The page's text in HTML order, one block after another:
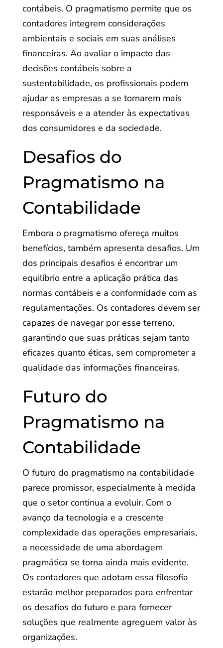
contábeis. O pragmatismo permite que os
contadores integrem considerações
ambientais e sociais em suas análises
financeiras. Ao avaliar o impacto das
decisões contábeis sobre a
sustentabilidade, os profissionais podem
ajudar as empresas a se tornarem mais
responsáveis e a atender às expectativas
dos consumidores e da sociedade.
Desafios do
Pragmatismo na
Contabilidade
Embora o pragmatismo ofereça muitos
benefícios, também apresenta desafios. Um
dos principais desafios é encontrar um
equilíbrio entre a aplicação prática das
normas contábeis e a conformidade com as
regulamentações. Os contadores devem ser
capazes de navegar por esse terreno,
garantindo que suas práticas sejam tanto
eficazes quanto éticas, sem comprometer a
qualidade das informações financeiras.
Futuro do
Pragmatismo na
Contabilidade
O futuro do pragmatismo na contabilidade
parece promissor, especialmente à medida
que o setor continua a evoluir. Com o
avanço da tecnologia e a crescente
complexidade das operações empresariais,
a necessidade de uma abordagem
pragmática se torna ainda mais evidente.
Os contadores que adotam essa filosofia
estarão melhor preparados para enfrentar
os desafios do futuro e para fornecer
soluções que realmente agreguem valor às
organizações.